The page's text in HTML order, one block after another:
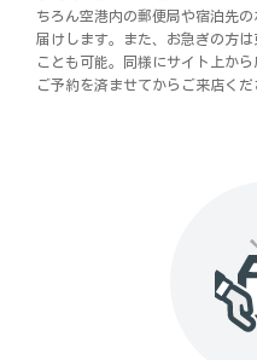
ちろん空港内の郵便局や宿泊先
届けします。また、お急ぎの方
ことも可能。同様にサイト上か
ご予約を済ませてからご来店くだ